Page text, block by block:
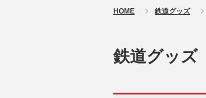
HOME 鉄道グッズ
鉄道グッズ